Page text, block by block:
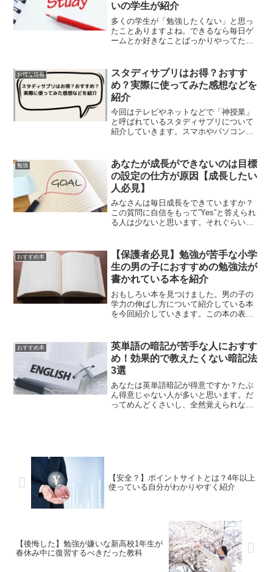
いの学生が紹介
多くの学生が「勉強したくない」と思っ
たことありますよね。できるなら毎日ゲ
ームとか好きなことばっかりやってたい
学校も卒業できません。なので勉強しま
すが、どうしても勉強する...
お得な情報
スタディサプリはお得？おすす
め？実際に使ってみた感想などを
紹介
今回はテレビやネットなどで「神授業」
と呼ばれているスタディサプリについて
紹介していきます。スマホやパソコンを
メリットなど詳しく紹介していきます。
スタディサプリを使おうか迷...
勉強
あなたが成長ができないのは目標
の設定の仕方が原因【成長したい
人必見】
みなさんは毎日成長をできていますか？
この質問に自信をもって”Yes”と答えられ
る人は少ないと思います。それぐらいみ
てすごく面倒くさいですよね。けどこの
面倒くさいってやる...
おすすめ本
【保護者必見】勉強が苦手な小学
生の男の子におすすめの勉強法が
書かれている本を紹介
おもしろい本を見つけました。男の子の
学力の伸ばし方について紹介している本
を今回紹介していきます。この本の表紙
いました。ちなみにこの本は小学生の男
の子に関しての勉強法が主...
おすすめ本
英単語の暗記が苦手な人におすす
め！効果的で教えたくない暗記法
3選
あなたは英単語暗記が得意ですか？たぶ
ん得意じゃない人が多いと思います。だ
ってめんどくさいし、全然覚えられなか
【安全？】ポイントサイトとは？4年以上
使っている自分がわかりやすく紹介
【後悔した】勉強が嫌いな新高校1年生が
春休み中に復習するべきだった教科